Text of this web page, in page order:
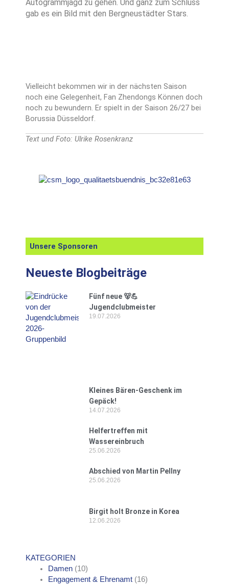
Autogrammjagd zu gehen. Und ganz zum Schluss
gab es ein Bild mit den Bergneustädter Stars.
Vielleicht bekommen wir in der nächsten Saison
noch eine Gelegenheit, Fan Zhendongs Können doch
noch zu bewundern. Er spielt in der Saison 26/27 bei
Borussia Düsseldorf.
Text und Foto: Ulrike Rosenkranz
Unsere Sponsoren
Neueste Blogbeiträge
Fünf neue 🐻💪
Jugendclubmeister
19.07.2026
Kleines Bären-Geschenk im
Gepäck!
14.07.2026
Helfertreffen mit
Wassereinbruch
25.06.2026
Abschied von Martin Pellny
25.06.2026
Birgit holt Bronze in Korea
12.06.2026
KATEGORIEN
Damen(10)
Engagement & Ehrenamt(16)